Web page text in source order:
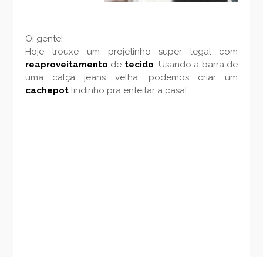
Oi gente!
Hoje trouxe um projetinho super legal com
reaproveitamento de tecido. Usando a barra de
uma calça jeans velha, podemos criar um
cachepotlindinho pra enfeitar a casa!